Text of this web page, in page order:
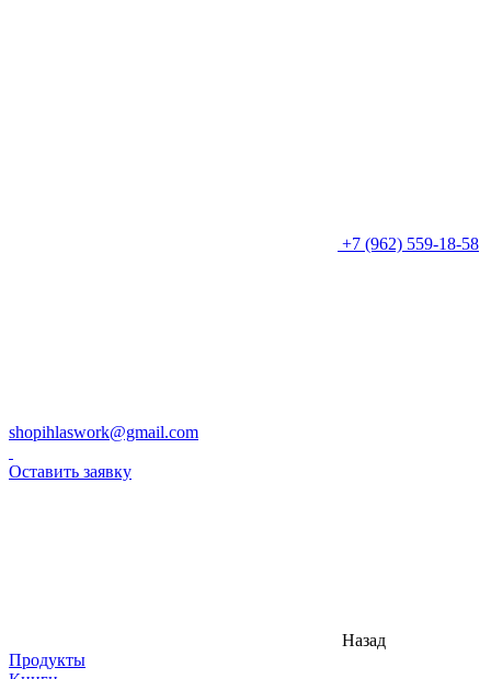
+7 (962) 559-18-58
shopihlaswork@gmail.com
Оставить заявку
Назад
Продукты